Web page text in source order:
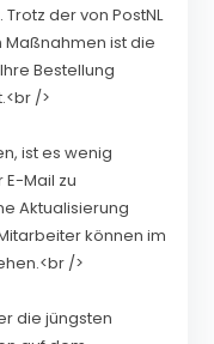
der von PostNL
ist die
Bestellung
/>
ist es wenig
Mail zu
Aktualisierung
können im
/>
die jüngsten